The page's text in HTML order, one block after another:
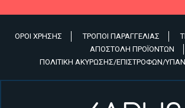
ΌΡΟΙ ΧΡΉΣΗΣ ΤΡΌΠΟΙ ΠΑΡΑΓΓΕΛΊΑΣ
ΑΠΟΣΤΟΛΉ ΠΡΟΪΌΝΤΩΝ
ΠΟΛΙΤΙΚΉ ΑΚΎΡΩΣΗΣ/ΕΠΙΣΤΡΟΦΏΝ/